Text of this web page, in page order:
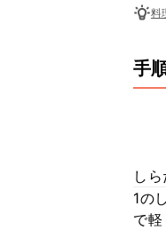
料
手
し
1の
で軽